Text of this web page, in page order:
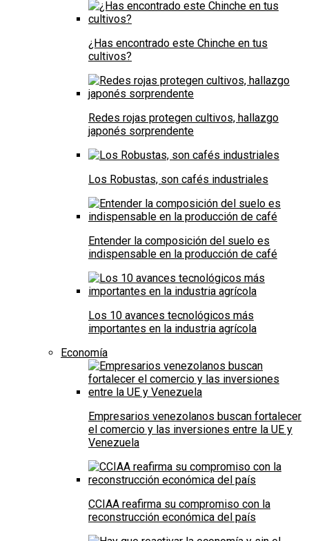
¿Has encontrado este Chinche en tus
cultivos?
Redes rojas protegen cultivos, hallazgo
japonés sorprendente
Los Robustas, son cafés industriales
Entender la composición del suelo es
indispensable en la producción de café
Los 10 avances tecnológicos más
importantes en la industria agrícola
Economía
Empresarios venezolanos buscan fortalecer
el comercio y las inversiones entre la UE y
Venezuela
CCIAA reafirma su compromiso con la
reconstrucción económica del país